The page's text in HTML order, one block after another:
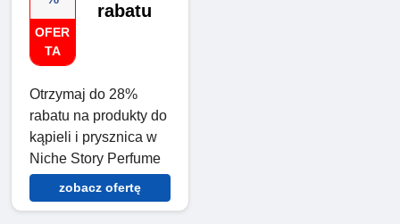
OFER
TA
rabatu
Otrzymaj do 28%
rabatu na produkty do
kąpieli i prysznica w
Niche Story Perfume
zobacz ofertę